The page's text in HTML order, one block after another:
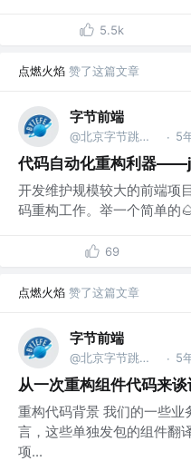
5.5k
点燃火焰 赞了这篇文章
字节前端
@北京字节跳动网络技术有限公司 · 5
代码自动化重构利器
开发维护规模较大的前端项
码重构工作。举一个简单的
69
点燃火焰 赞了这篇文章
字节前端
@北京字节跳动网络技术有限公司 · 5
从一次重构组件代码来
重构代码背景 我们的一些业
言，这些单独发包的组件翻
项...